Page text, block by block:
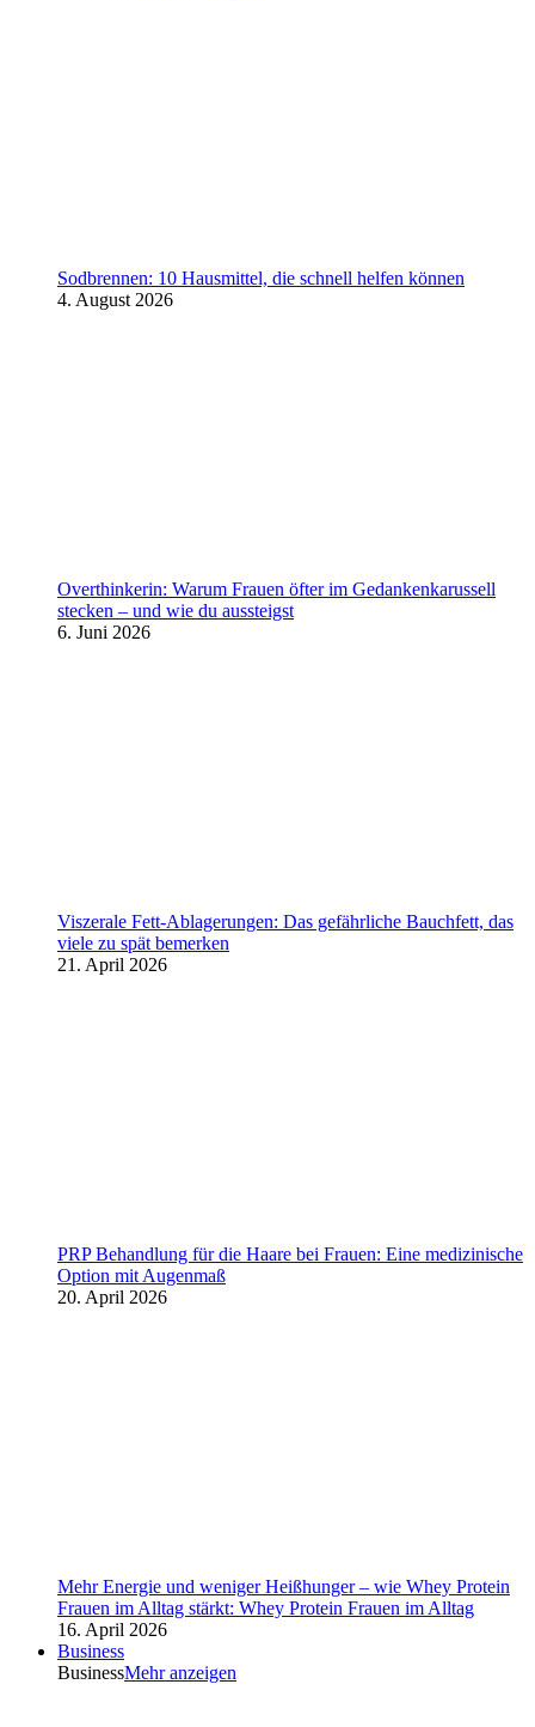
Sodbrennen: 10 Hausmittel, die schnell helfen können
4. August 2026
Overthinkerin: Warum Frauen öfter im Gedankenkarussell
stecken – und wie du aussteigst
6. Juni 2026
Viszerale Fett-Ablagerungen: Das gefährliche Bauchfett, das
viele zu spät bemerken
21. April 2026
PRP Behandlung für die Haare bei Frauen: Eine medizinische
Option mit Augenmaß
20. April 2026
Mehr Energie und weniger Heißhunger – wie Whey Protein
Frauen im Alltag stärkt: Whey Protein Frauen im Alltag
16. April 2026
Business
BusinessMehr anzeigen